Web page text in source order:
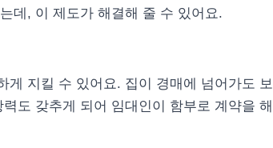
데, 이 제도가 해결해 줄 수 있어요.
게 지킬 수 있어요. 집이 경매에 넘어가도 보
도 갖추게 되어 임대인이 함부로 계약을 해